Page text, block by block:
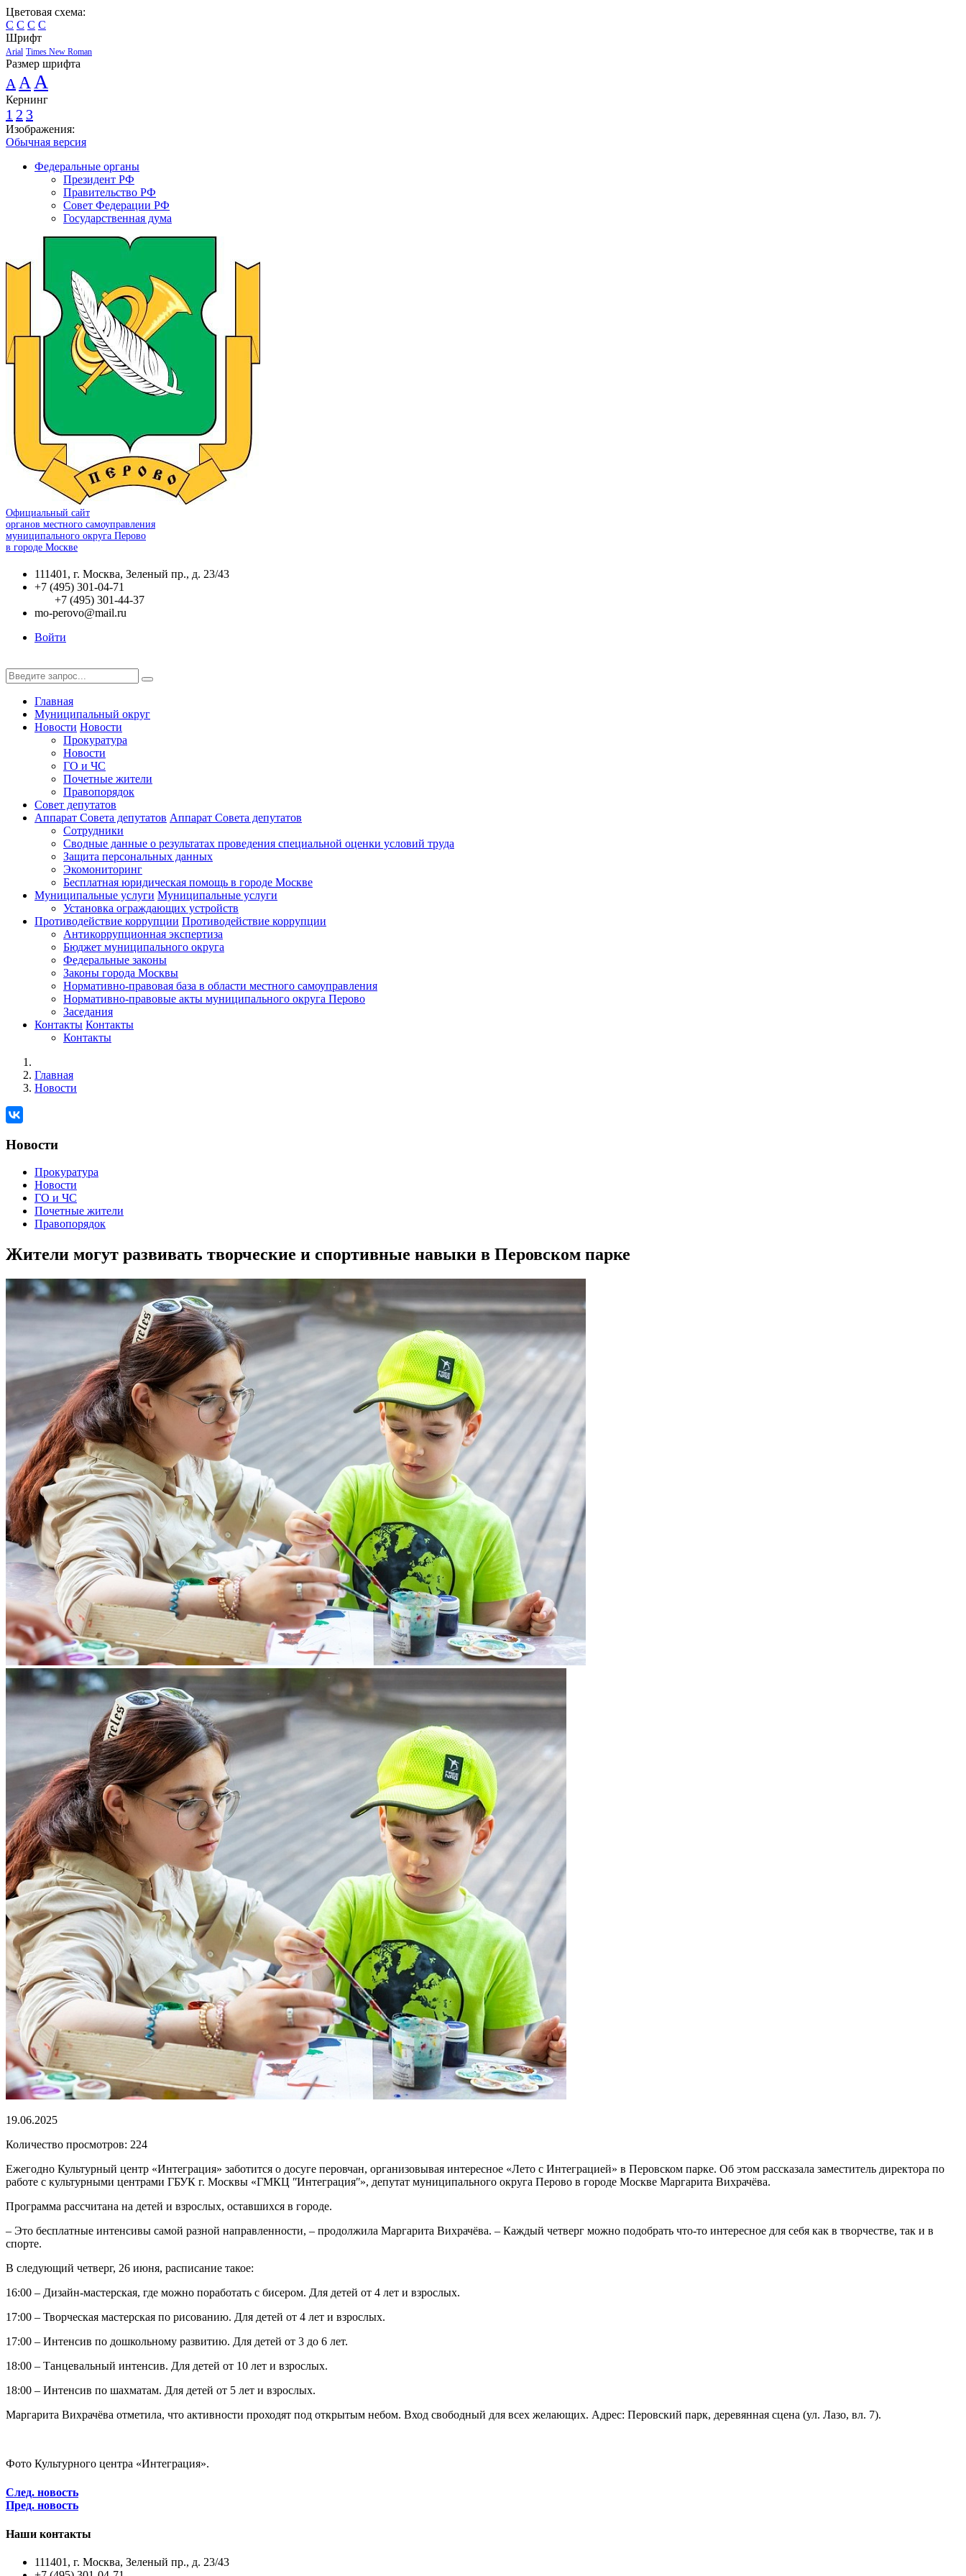
Цветовая схема:
C C C C
Шрифт
Arial Times New Roman
Размер шрифта
A A A
Кернинг
1 2 3
Изображения:
Обычная версия
Федеральные органы
Президент РФ
Правительство РФ
Совет Федерации РФ
Государственная дума
Официальный сайт
органов местного самоуправления
муниципального округа Перово
в городе Москве
111401, г. Москва, Зеленый пр., д. 23/43
+7 (495) 301-04-71
+7 (495) 301-44-37
mo-perovo@mail.ru
Войти
Главная
Муниципальный округ
Новости Новости
Прокуратура
Новости
ГО и ЧС
Почетные жители
Правопорядок
Совет депутатов
Аппарат Совета депутатов Аппарат Совета депутатов
Сотрудники
Сводные данные о результатах проведения специальной оценки условий труда
Защита персональных данных
Экомониторинг
Бесплатная юридическая помощь в городе Москве
Муниципальные услуги Муниципальные услуги
Установка ограждающих устройств
Противодействие коррупции Противодействие коррупции
Антикоррупционная экспертиза
Бюджет муниципального округа
Федеральные законы
Законы города Москвы
Нормативно-правовая база в области местного самоуправления
Нормативно-правовые акты муниципального округа Перово
Заседания
Контакты Контакты
Контакты
Главная
Новости
Новости
Прокуратура
Новости
ГО и ЧС
Почетные жители
Правопорядок
Жители могут развивать творческие и спортивные навыки в Перовском парке
19.06.2025
Количество просмотров: 224
Ежегодно Культурный центр «Интеграция» заботится о досуге перовчан, организовывая интересное «Лето с Интеграцией» в Перовском парке. Об этом рассказала заместитель директора по
работе с культурными центрами ГБУК г. Москвы «ГМКЦ ʺИнтеграцияʺ», депутат муниципального округа Перово в городе Москве Маргарита Вихрачёва.
Программа рассчитана на детей и взрослых, оставшихся в городе.
– Это бесплатные интенсивы самой разной направленности, – продолжила Маргарита Вихрачёва. – Каждый четверг можно подобрать что-то интересное для себя как в творчестве, так и в
спорте.
В следующий четверг, 26 июня, расписание такое:
16:00 – Дизайн-мастерская, где можно поработать с бисером. Для детей от 4 лет и взрослых.
17:00 – Творческая мастерская по рисованию. Для детей от 4 лет и взрослых.
17:00 – Интенсив по дошкольному развитию. Для детей от 3 до 6 лет.
18:00 – Танцевальный интенсив. Для детей от 10 лет и взрослых.
18:00 – Интенсив по шахматам. Для детей от 5 лет и взрослых.
Маргарита Вихрачёва отметила, что активности проходят под открытым небом. Вход свободный для всех желающих. Адрес: Перовский парк, деревянная сцена (ул. Лазо, вл. 7).
Фото Культурного центра «Интеграция».
След. новость
Пред. новость
Наши контакты
111401, г. Москва, Зеленый пр., д. 23/43